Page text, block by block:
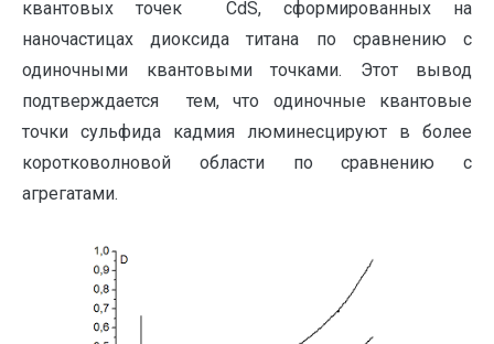
квантовых точек CdS, сформированных на
наночастицах диоксида титана по сравнению с
одиночными квантовыми точками. Этот вывод
подтверждается тем, что одиночные квантовые
точки сульфида кадмия люминесцируют в более
коротковолновой области по сравнению с
агрегатами.